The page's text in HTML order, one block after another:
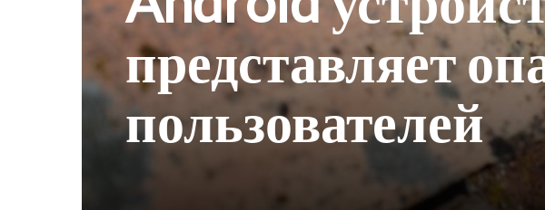
представляет
пользователей